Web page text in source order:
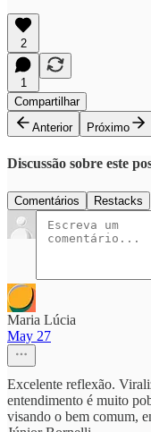
2
1
Compartilhar
Anterior
Próximo
Discussão sobre este
Comentários Restacks
Maria Lúcia
May 27
Excelente reflexão.
entendimento é muito
visando o bem comum,